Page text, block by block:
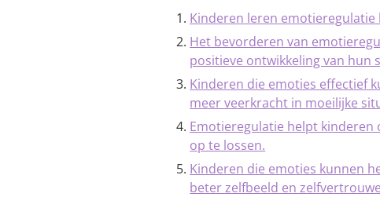
Kinderen leren
Het bevorderen van
positieve ontwikkeling van hun
Kinderen die emoties effectief
meer veerkracht in moeilijke
Emotieregulatie helpt
op te lossen.
Kinderen die emoties kunnen
beter zelfbeeld en